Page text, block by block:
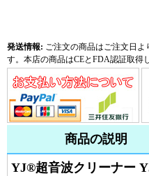
発送情報: ご注文の商品はご注文日
す。本店の商品はCEとFDA認証取得
商品の説明
YJ®超音波クリーナー